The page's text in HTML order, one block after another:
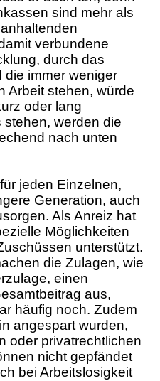
sind mehr als
verbundene
durch das
die immer weniger
Arbeit stehen, würde
oder lang
werden die
nach unten
jeden Einzelnen,
Generation, auch
Als Anreiz hat
Möglichkeiten
unterstützt.
die Zulagen, wie
einen
aus,
häufig noch. Zudem
angespart wurden,
oder privatrechtlichen
nicht gepfändet
bei Arbeitslosigkeit